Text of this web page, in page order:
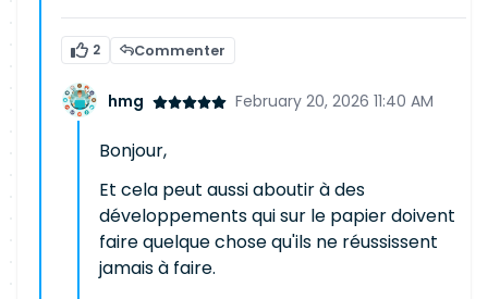
2 Commenter
hmg February 20, 2026 11:40 AM
Bonjour,
Et cela peut aussi aboutir à des
développements qui sur le papier doivent
faire quelque chose qu'ils ne réussissent
jamais à faire.